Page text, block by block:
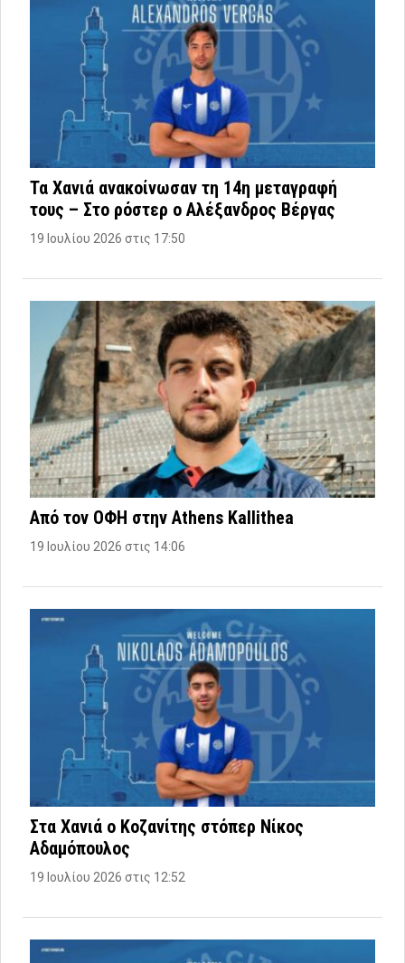
Τα Χανιά ανακοίνωσαν τη 14η μεταγραφή
τους – Στο ρόστερ ο Αλέξανδρος Βέργας
19 Ιουλίου 2026 στις 17:50
Από τον ΟΦΗ στην Athens Kallithea
19 Ιουλίου 2026 στις 14:06
Στα Χανιά ο Κοζανίτης στόπερ Νίκος
Αδαμόπουλος
19 Ιουλίου 2026 στις 12:52